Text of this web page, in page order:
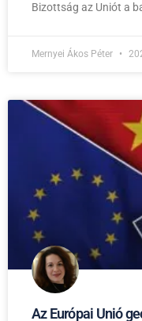
Bizottság az Uniót a
Mernyei Ákos Péter
Az Európai Unió